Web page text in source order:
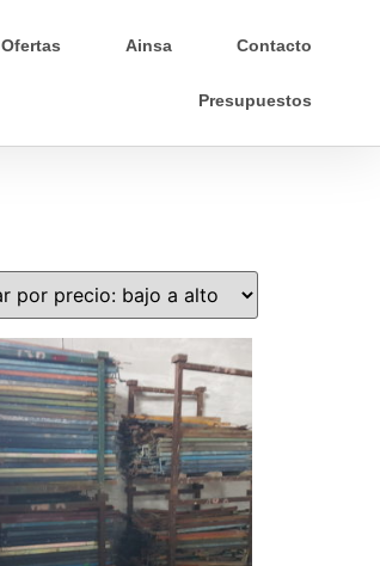
Ofertas Ainsa Contacto
Presupuestos